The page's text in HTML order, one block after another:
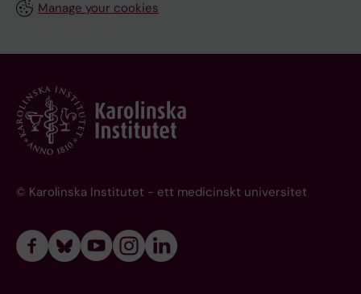
Manage your cookies
© Karolinska Institutet - ett medicinskt universitet